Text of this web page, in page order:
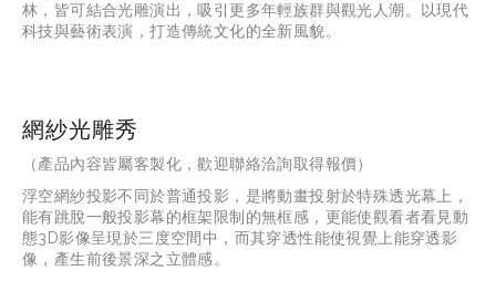
林，皆可結合光雕演出，吸引更多年輕族群與觀光人潮。以現代
科技與藝術表演，打造傳統文化的全新風貌。
網紗光雕秀
（產品內容皆屬客製化，歡迎聯絡洽詢取得報價）
浮空網紗投影不同於普通投影，是將動畫投射於特殊透光幕上，
能有跳脫一般投影幕的框架限制的無框感，更能使觀看者看見動
態3D影像呈現於三度空間中，而其穿透性能使視覺上能穿透影
像，產生前後景深之立體感。